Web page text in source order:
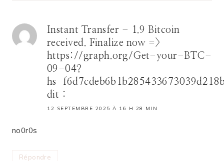
Instant Transfer - 1.9 Bitcoin
received. Finalize now =>
https://graph.org/Get-your-BTC-
09-04?
dit :
12 SEPTEMBRE 2025 À 16 H 28 MIN
no0r0s
Répondre